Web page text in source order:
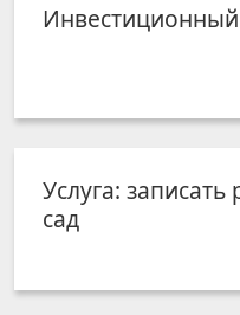
Услуга: записать
сад